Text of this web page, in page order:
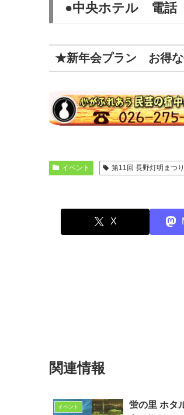
●中央ホテル 電話
★新年会プラン お得
イベント 第11回 長野灯明まつ
X
関連情報
イベント
蛍の里 ホタ